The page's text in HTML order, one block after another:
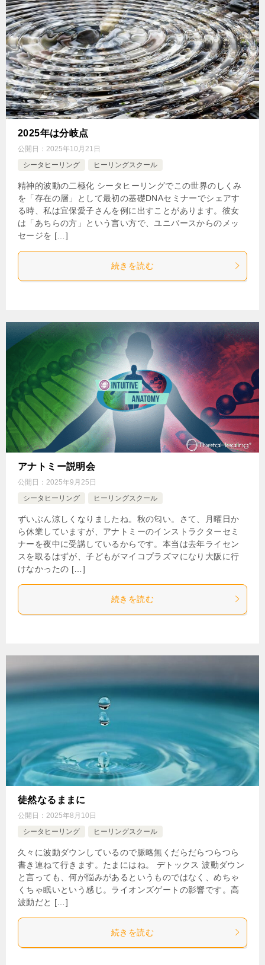
2025年は分岐点
公開日： 2025年10月21日
シータヒーリング
ヒーリングスクール
精神的波動の二極化 シータヒーリングでこの世界のしくみ
を「存在の層」として最初の基礎DNAセミナーでシェアす
る時、私は宜保愛子さんを例に出すことがあります。彼女
は「あちらの方」という言い方で、ユニバースからのメッ
セージを […]
続きを読む
アナトミー説明会
公開日： 2025年9月25日
シータヒーリング
ヒーリングスクール
ずいぶん涼しくなりましたね。秋の匂い。さて、月曜日か
ら休業していますが、アナトミーのインストラクターセミ
ナーを夜中に受講しているからです。本当は去年ライセン
スを取るはずが、子どもがマイコプラズマになり大阪に行
けなかったの […]
続きを読む
徒然なるままに
公開日： 2025年8月10日
シータヒーリング
ヒーリングスクール
久々に波動ダウンしているので脈略無くだらだらつらつら
書き連ねて行きます。たまにはね。 デトックス 波動ダウン
と言っても、何が悩みがあるというものではなく、めちゃ
くちゃ眠いという感じ。ライオンズゲートの影響です。高
波動だと […]
続きを読む